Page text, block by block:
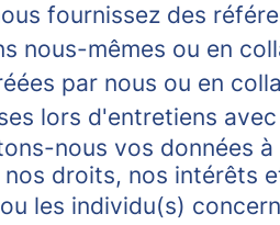
fournissez des
nous-mêmes ou en
par nous ou en
lors d'entretiens
nous vos données
droits, nos intérêts
les individu(s)